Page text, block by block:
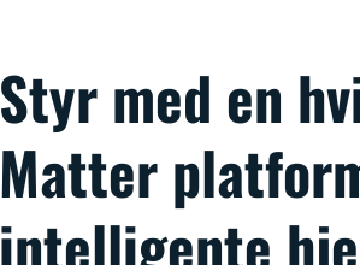
Styr med en
Matter
intelligente